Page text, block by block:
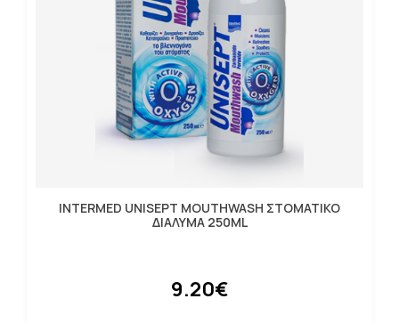
INTERMED UNISEPT MOUTHWASH ΣΤΟΜΑΤΙΚΟ
ΔΙΑΛΥΜΑ 250ML
9.20€